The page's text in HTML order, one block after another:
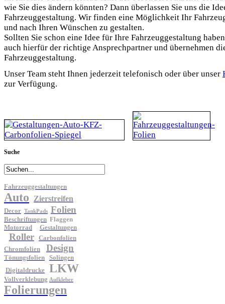
wie Sie dies ändern könnten? Dann überlassen Sie uns die
Fahrzeuggestaltung. Wir finden eine Möglichkeit Ihr
und nach Ihren Wünschen zu gestalten.
Sollten Sie schon eine Idee für Ihre Fahrzeuggestaltung
auch hierfür der richtige Ansprechpartner und übernehmen
Fahrzeuggestaltung.
Unser Team steht Ihnen jederzeit telefonisch oder über unser
zur Verfügung.
Suche
Fahrzeuggestaltungen
Auto Zierstreifen
Decor TankPads Folien
Beschriftungen Flaggen
Motorrad
Gestaltungen
Roller Carbonfolien
Chromfolien
Design
Tönungsfolien Solingen
Digitaldrucke LKW
Vollverklebung Aufkleber
Folierungen